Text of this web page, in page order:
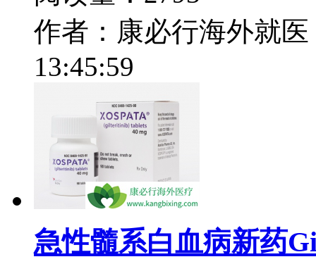
作者：康必行海外就医
13:45:59
急性髓系白血病新药